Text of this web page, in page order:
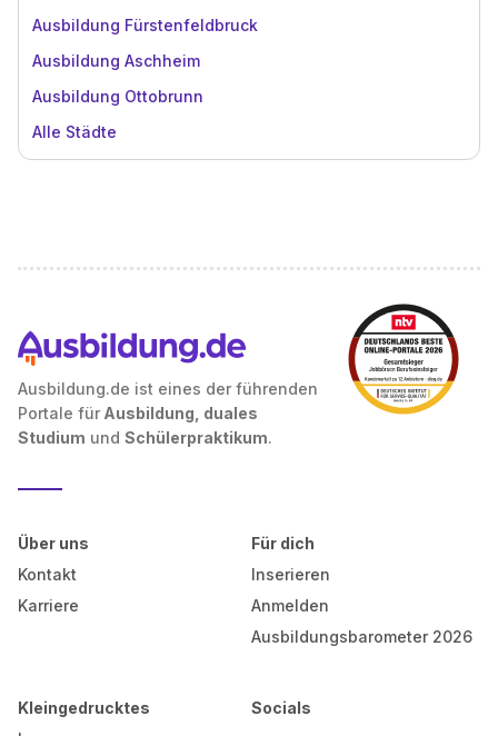
Ausbildung Fürstenfeldbruck
Ausbildung Aschheim
Ausbildung Ottobrunn
Alle Städte
Ausbildung.de ist eines der führenden
Portale für Ausbildung, duales
Studium und Schülerpraktikum.
Über uns
Kontakt
Karriere
Für dich
Inserieren
Anmelden
Ausbildungsbarometer 2026
Kleingedrucktes
Socials